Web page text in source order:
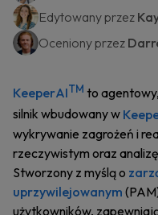
Edytowany przez
Oceniony przez
KeeperAITM to
silnik wbudowany w
wykrywanie zagrożeń i
rzeczywistym oraz
Stworzony z myślą o
uprzywilejowanym
użytkowników,